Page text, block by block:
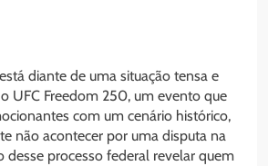
diante de uma situação tensa e
UFC Freedom 250, um evento que
com um cenário histórico,
não acontecer por uma disputa na
desse processo federal revelar quem